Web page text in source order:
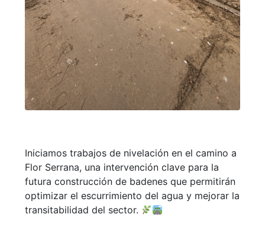
Iniciamos trabajos de nivelación en el camino a
Flor Serrana, una intervención clave para la
futura construcción de badenes que permitirán
optimizar el escurrimiento del agua y mejorar la
transitabilidad del sector.